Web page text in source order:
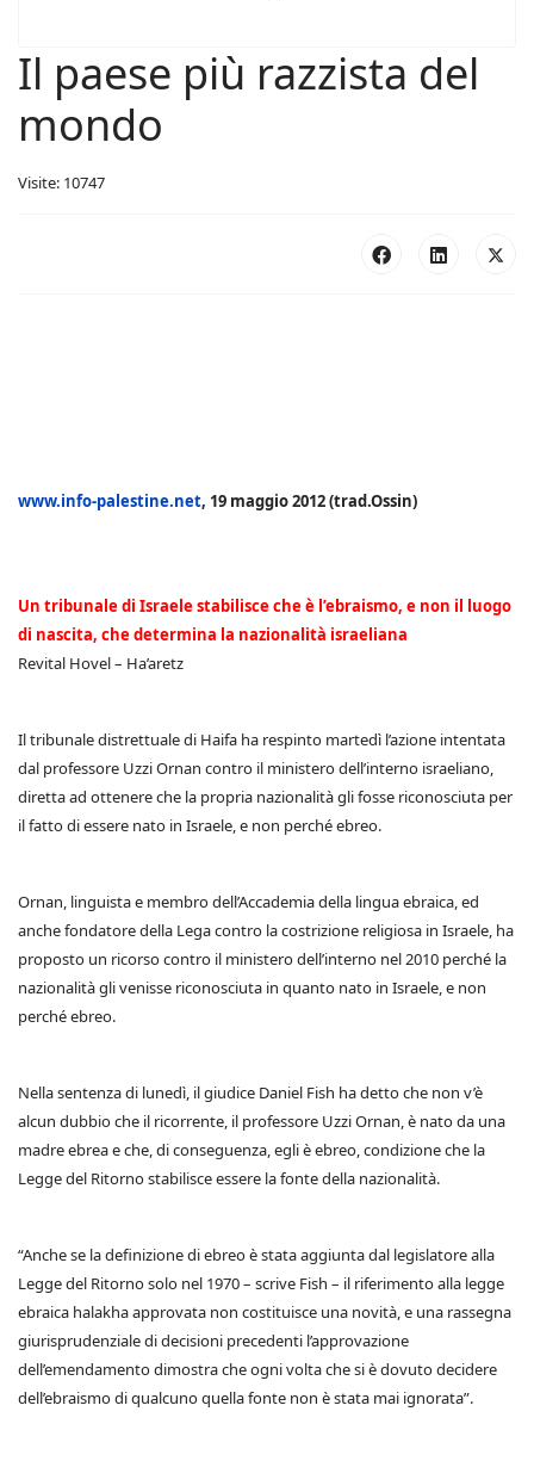
Il paese più razzista del
mondo
Visite: 10747
www.info-palestine.net, 19 maggio 2012 (trad.Ossin)
Un tribunale di Israele stabilisce che è l’ebraismo, e non il luogo
di nascita, che determina la nazionalità israeliana
Revital Hovel – Ha’aretz
Il tribunale distrettuale di Haifa ha respinto martedì l’azione intentata
dal professore Uzzi Ornan contro il ministero dell’interno israeliano,
diretta ad ottenere che la propria nazionalità gli fosse riconosciuta per
il fatto di essere nato in Israele, e non perché ebreo.
Ornan, linguista e membro dell’Accademia della lingua ebraica, ed
anche fondatore della Lega contro la costrizione religiosa in Israele, ha
proposto un ricorso contro il ministero dell’interno nel 2010 perché la
nazionalità gli venisse riconosciuta in quanto nato in Israele, e non
perché ebreo.
Nella sentenza di lunedì, il giudice Daniel Fish ha detto che non v’è
alcun dubbio che il ricorrente, il professore Uzzi Ornan, è nato da una
madre ebrea e che, di conseguenza, egli è ebreo, condizione che la
Legge del Ritorno stabilisce essere la fonte della nazionalità.
“Anche se la definizione di ebreo è stata aggiunta dal legislatore alla
Legge del Ritorno solo nel 1970 – scrive Fish – il riferimento alla legge
ebraica halakha approvata non costituisce una novità, e una rassegna
giurisprudenziale di decisioni precedenti l’approvazione
dell’emendamento dimostra che ogni volta che si è dovuto decidere
dell’ebraismo di qualcuno quella fonte non è stata mai ignorata”.